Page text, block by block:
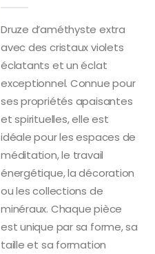
Druze d’améthyste extra
avec des cristaux violets
éclatants et un éclat
exceptionnel. Connue pour
ses propriétés apaisantes
et spirituelles, elle est
idéale pour les espaces de
méditation, le travail
énergétique, la décoration
ou les collections de
minéraux. Chaque pièce
est unique par sa forme, sa
taille et sa formation